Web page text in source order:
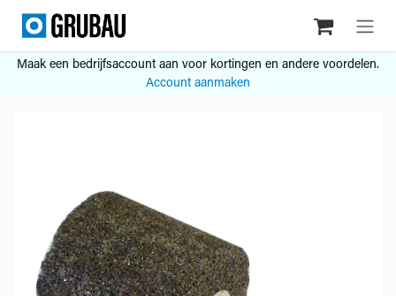
Overslaan naar inhoud
Maak een bedrijfsaccount aan voor kortingen en andere voordelen.
Account aanmaken